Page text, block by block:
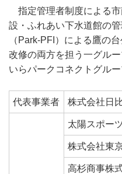
指定管理者制度による
設・ふれあい下水道館の
（Park-PFI）による鷹の
改修の両方を担う一グル
いらパークコネクトグル
代表事業者 株式会社日
太陽スポー
株式会社東
高杉商事株